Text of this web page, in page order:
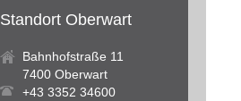
Standort Oberwart
Bahnhofstraße 11
7400 Oberwart
+43 3352 34600